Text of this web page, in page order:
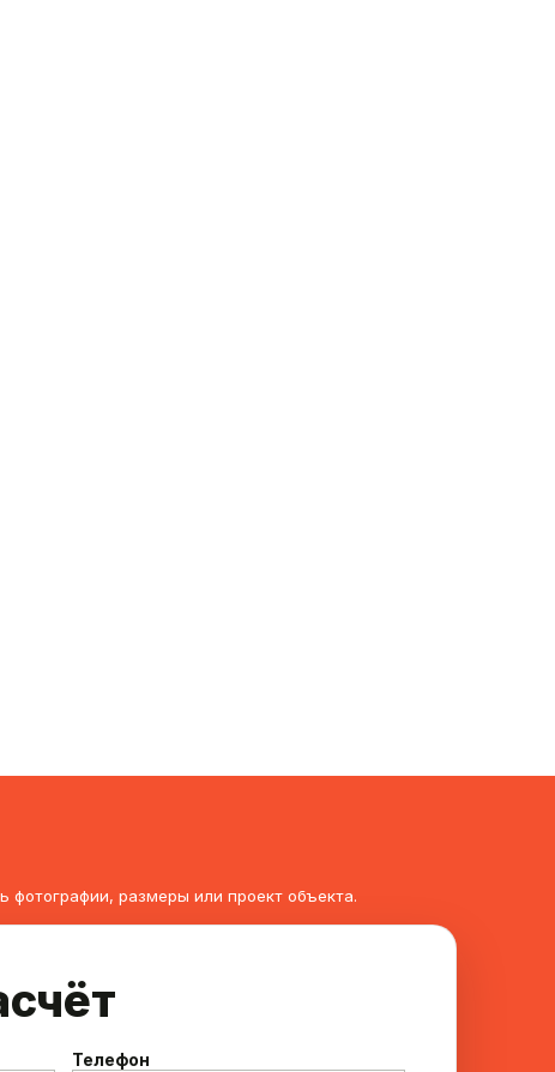
фотографии, размеры или проект объекта.
Телефон